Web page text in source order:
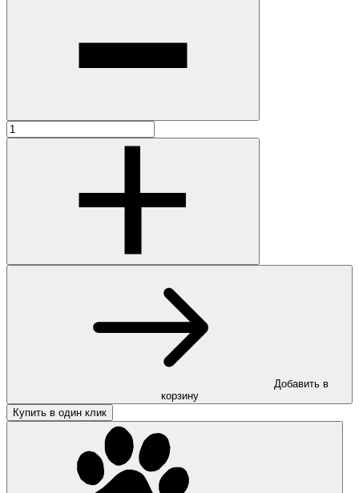
Добавить в
корзину
Купить в один клик